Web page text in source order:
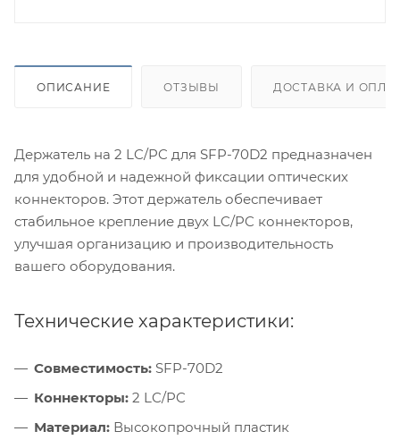
ОПИСАНИЕ ОТЗЫВЫ ДОСТАВКА И
Держатель на 2 LC/PC для SFP-70D2 предназначен
для удобной и надежной фиксации оптических
коннекторов. Этот держатель обеспечивает
стабильное крепление двух LC/PC коннекторов,
улучшая организацию и производительность
вашего оборудования.
Технические характеристики:
Совместимость: SFP-70D2
Коннекторы: 2 LC/PC
Материал: Высокопрочный пластик